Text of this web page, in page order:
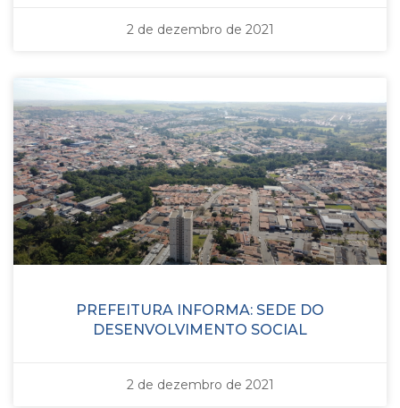
2 de dezembro de 2021
PREFEITURA INFORMA: SEDE DO
DESENVOLVIMENTO SOCIAL
2 de dezembro de 2021